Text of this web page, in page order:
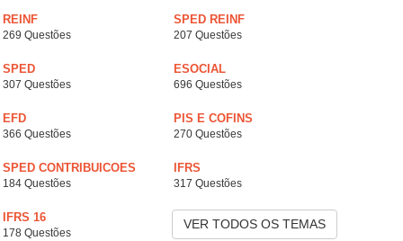
REINF
269 Questões
SPED REINF
207 Questões
SPED
307 Questões
ESOCIAL
696 Questões
EFD
366 Questões
PIS E COFINS
270 Questões
SPED CONTRIBUICOES
184 Questões
IFRS
317 Questões
IFRS 16
178 Questões
VER TODOS OS TEMAS